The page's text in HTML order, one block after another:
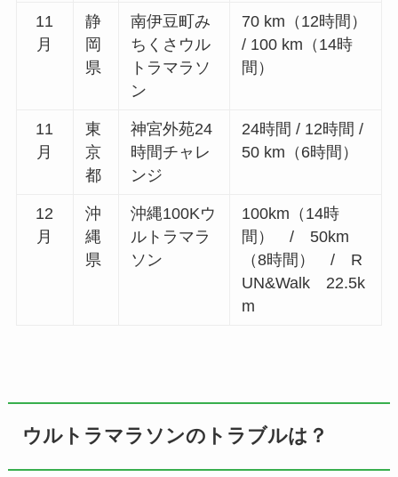
11
月
静
岡
県
南伊豆町み
ちくさウル
トラマラソ
ン
70 km（12時間）
/ 100 km（14時
間）
11
月
東
京
都
神宮外苑24
時間チャレ
ンジ
24時間 / 12時間 /
50 km（6時間）
12
月
沖
縄
県
沖縄100Kウ
ルトラマラ
ソン
100km（14時
間） / 50km
（8時間） / R
UN&Walk 22.5k
m
ウルトラマラソンのトラブルは？